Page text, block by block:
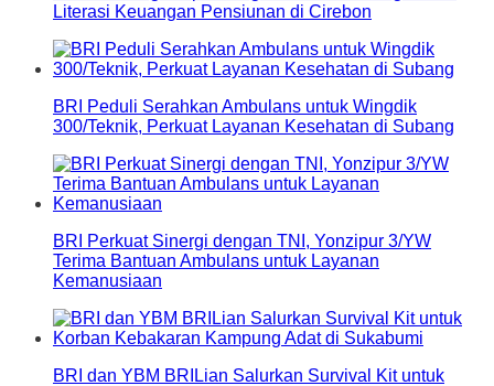
Literasi Keuangan Pensiunan di Cirebon
BRI Peduli Serahkan Ambulans untuk Wingdik
300/Teknik, Perkuat Layanan Kesehatan di Subang
BRI Perkuat Sinergi dengan TNI, Yonzipur 3/YW
Terima Bantuan Ambulans untuk Layanan
Kemanusiaan
BRI dan YBM BRILian Salurkan Survival Kit untuk